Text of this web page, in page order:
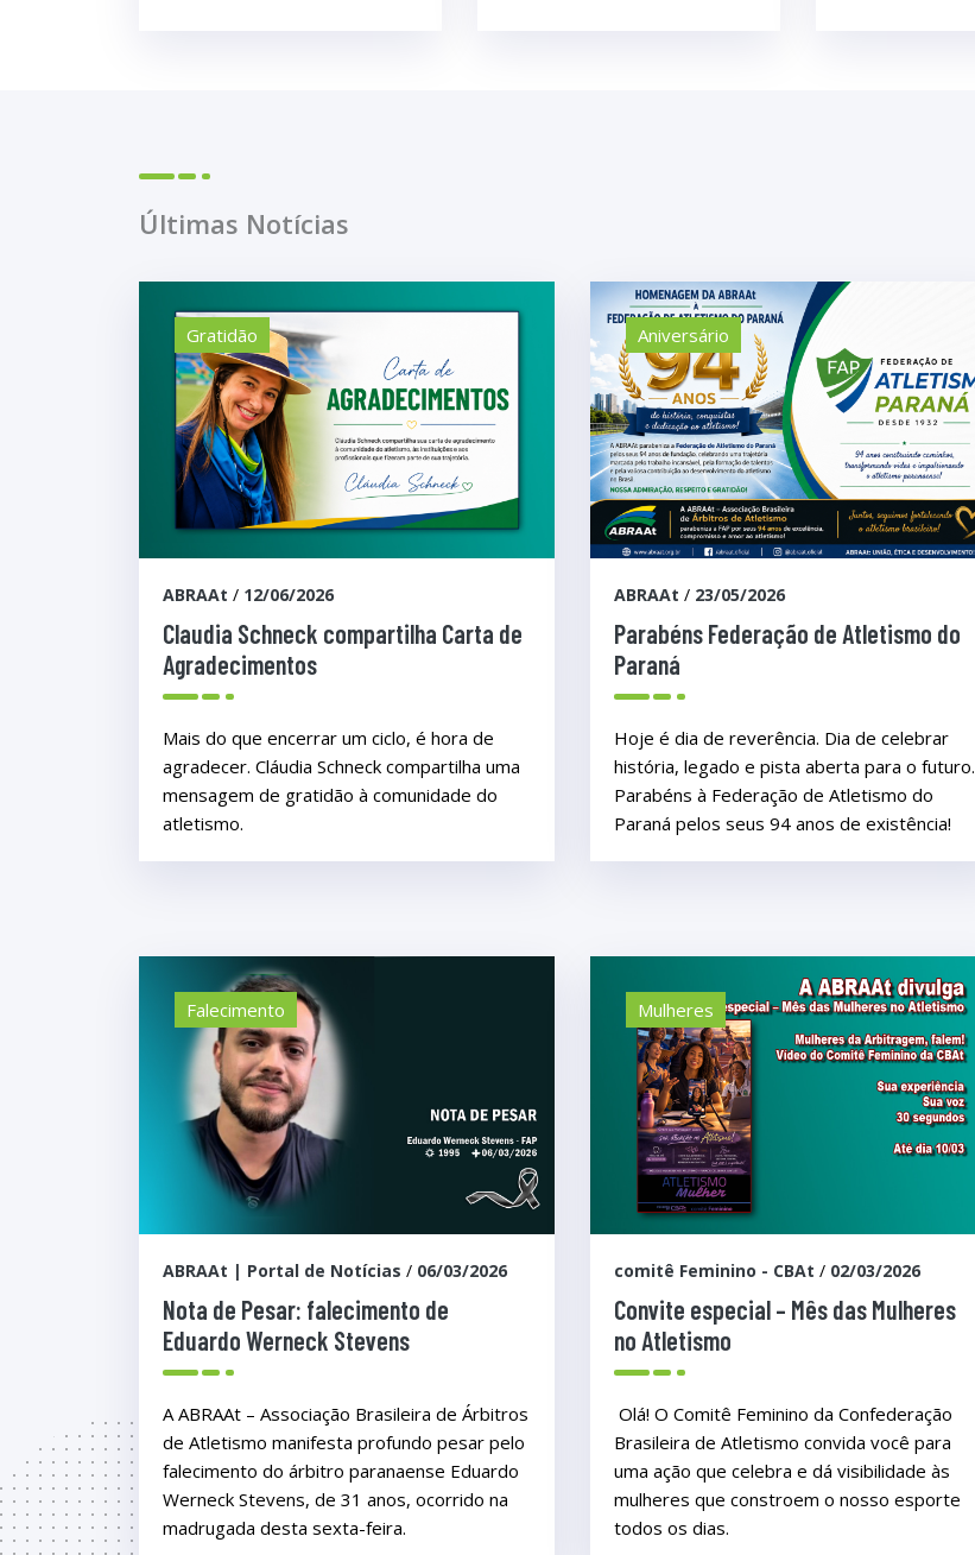
Últimas Notícias
Gratidão
ABRAAt / 12/06/2026
Claudia Schneck compartilha Carta de
Agradecimentos
Mais do que encerrar um ciclo, é hora de
agradecer. Cláudia Schneck compartilha uma
mensagem de gratidão à comunidade do
atletismo.
Aniversário
ABRAAt / 23/05/2026
Parabéns Federação de Atletismo do
Paraná
Hoje é dia de reverência. Dia de celebrar
história, legado e pista aberta para o futuro.
Parabéns à Federação de Atletismo do
Paraná pelos seus 94 anos de existência!
Falecimento
ABRAAt | Portal de Notícias / 06/03/2026
Nota de Pesar: falecimento de
Eduardo Werneck Stevens
A ABRAAt – Associação Brasileira de Árbitros
de Atletismo manifesta profundo pesar pelo
falecimento do árbitro paranaense Eduardo
Werneck Stevens, de 31 anos, ocorrido na
madrugada desta sexta-feira.
Mulheres
comitê Feminino - CBAt / 02/03/2026
Convite especial – Mês das Mulheres
no Atletismo
Olá! O Comitê Feminino da Confederação
Brasileira de Atletismo convida você para
uma ação que celebra e dá visibilidade às
mulheres que constroem o nosso esporte
todos os dias.